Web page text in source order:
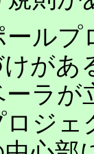
ル
があ
ラが
ロジ